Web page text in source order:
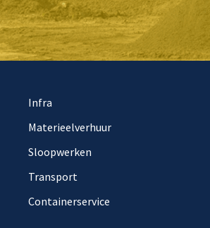
Infra
Materieelverhuur
Sloopwerken
Transport
Containerservice